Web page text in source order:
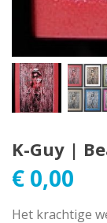
K-Guy |
€ 0,00
Het krachtige